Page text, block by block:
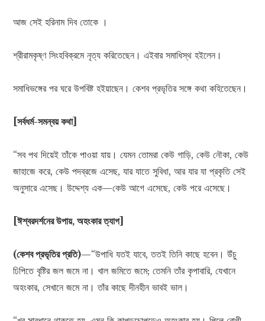
আজ সেই হরিনাম দিব তোকে ।
শ্রীরামকৃষ্ণ সিংহবিক্রমে নৃত্য করিতেছেন। এইবার সমাধিস্থ হইলেন।
সমাধিভঙ্গের পর ঘরে উপবিষ্ট হইয়াছেন। কেশব প্রভৃতির সঙ্গে কথা কহিতেছেন।
[সর্বধর্ম-সমন্বয় কথা]
“সব পথ দিয়েই তাঁকে পাওয়া যায়। যেমন তোমরা কেউ গাড়ি, কেউ নৌকা, কেউ
জাহাজে করে, কেউ পদব্রজে এসেছ, যার যাতে সুবিধা, আর যার যা প্রকৃতি সেই
অনুসারে এসেছ। উদ্দেশ্য এক—কেউ আগে এসেছে, কেউ পরে এসেছে।
[ঈশ্বরদর্শনের উপায়, অহংকার ত্যাগ]
(কেশব প্রভৃতির প্রতি)—“উপাধি যতই যাবে, ততই তিনি কাছে হবেন। উঁচু
ঢিপিতে বৃষ্টির জল জমে না। খাল জমিতে জমে; তেমনি তাঁর কৃপাবারি, যেখানে
অহংকার, সেখানে জমে না। তাঁর কাছে দীনহীন ভাবই ভাল।